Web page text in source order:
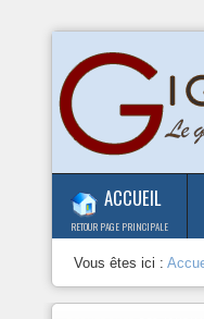
ACCUEIL
RETOUR PAGE PRINCIPALE
Vous êtes ici :